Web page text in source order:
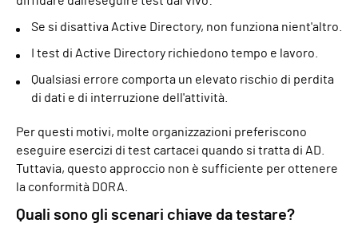
Se si disattiva Active Directory, non funziona nient'altro.
I test di Active Directory richiedono tempo e lavoro.
Qualsiasi errore comporta un elevato rischio di perdita
di dati e di interruzione dell'attività.
Per questi motivi, molte organizzazioni preferiscono
eseguire esercizi di test cartacei quando si tratta di AD.
Tuttavia, questo approccio non è sufficiente per ottenere
la conformità DORA.
Quali sono gli scenari chiave da testare?